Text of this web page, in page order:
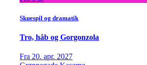
Skuespil og dramatik
Tro, håb og Gorgonzola
Fra 20. apr. 2027